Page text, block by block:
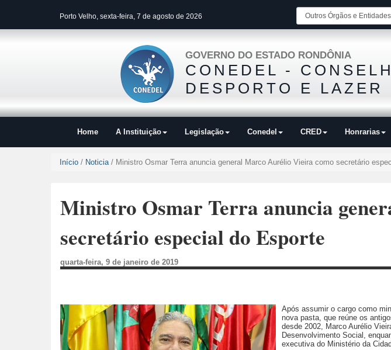
Porto Velho, sexta-feira, 7 de agosto de 2026
GOVERNO DO ESTADO RONDÔNIA
CONEDEL -
DESPORTO E LAZER
Home A Instituição Legislação Conedel CRED Honrarias
Início / Noticia/ Ministro Osmar Terra anuncia general Marco Aurélio Vieira como secretário
Ministro Osmar Terra anuncia
secretário especial do Esporte
quarta-feira, 9 de janeiro de 2019
Após assumir o cargo como
nova pasta, que reúne os
desde 2002, Marco Aurélio
Desenvolvimento Social,
executiva do Ministério da